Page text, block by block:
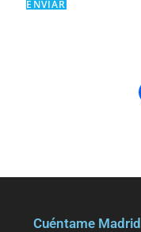
ENVIAR
Cuéntame Madrid